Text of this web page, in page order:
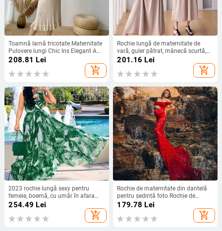
Toamnă Iarnă tricotate Maternitate
Pulovere lungi Chic Ins Elegant A
Line Slim Dress Haine pentru
208.81 Lei
add_shopping_cart
Rochie lungă de maternitate de
vară, guler pătrat, mânecă scurtă,
mozaic, șifon, haine pentru gravide,
201.16 Lei
add_shopping_cart
2023 rochie lungă sexy pentru
femeie, boemă, cu umăr în afara
rochiei, ocazională, pentru gravide,
rochie de maternitate, haine de
sarcină
254.49 Lei
add_shopping_cart
Rochie de maternitate din dantelă
pentru ședință foto Rochie de
maternitate sexy, maxi lungă, haine
pentru femei însărcinate Rochie de
sarcină Accesorii fotografice
179.78 Lei
add_shopping_cart